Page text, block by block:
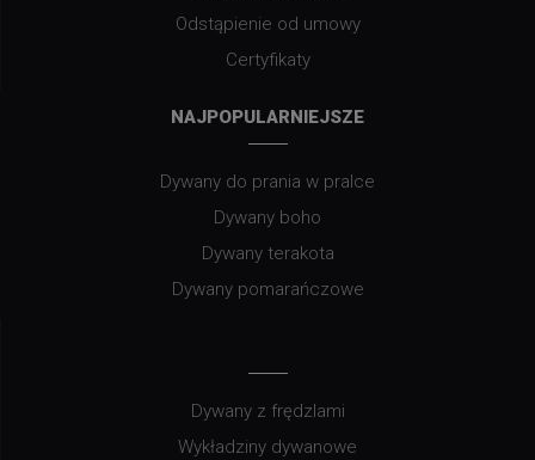
Odstąpienie od umowy
Certyfikaty
NAJPOPULARNIEJSZE
Dywany do prania w pralce
Dywany boho
Dywany terakota
Dywany pomarańczowe
Dywany z frędzlami
Wykładziny dywanowe